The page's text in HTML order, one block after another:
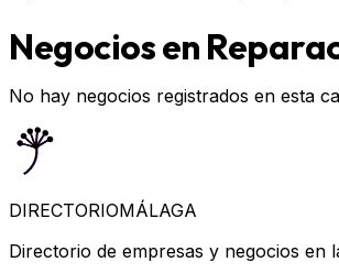
Negocios en
No hay negocios registrados en esta
DIRECTORIOMÁLAGA
Directorio de empresas y negocios